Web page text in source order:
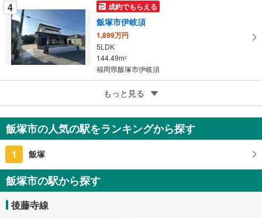
4 成約でもらえる
飯塚市伊岐須
1,899万円
5LDK
144.49m2
福岡県飯塚市伊岐須
飯塚市下三緒
4,600万円
3LDK＋WIC
122.97m2（登記）
福岡県飯塚市下三緒
もっと見る
飯塚市の人気の駅をランキングから探す
1 飯塚
飯塚市の駅から探す
後藤寺線